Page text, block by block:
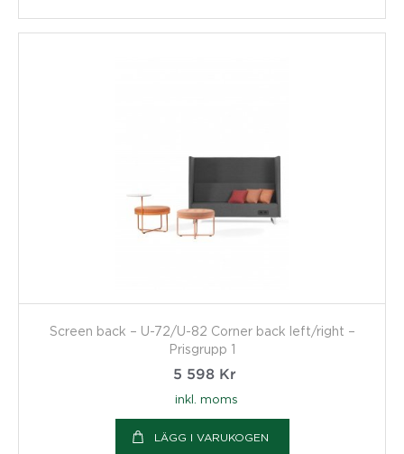
Screen back – U-72/U-82 Corner back left/right –
Prisgrupp 1
5 598 Kr
inkl. moms
LÄGG I VARUKOGEN